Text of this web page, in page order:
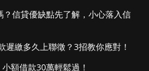
？信貸優缺點先了解，小心落入信
繳多久上聯徵？3招教你應對！
額借款30萬輕鬆過！